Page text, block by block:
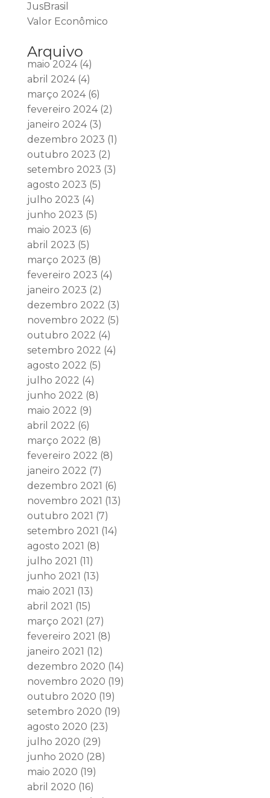
JusBrasil
Valor Econômico
Arquivo
maio 2024(4)
abril 2024(4)
março 2024(6)
fevereiro 2024(2)
janeiro 2024(3)
dezembro 2023 (1)
outubro 2023 (2)
setembro 2023 (3)
agosto 2023 (5)
julho 2023 (4)
junho 2023 (5)
maio 2023 (6)
abril 2023 (5)
março 2023 (8)
fevereiro 2023 (4)
janeiro 2023 (2)
dezembro 2022 (3)
novembro 2022 (5)
outubro 2022 (4)
setembro 2022 (4)
agosto 2022 (5)
julho 2022 (4)
junho 2022 (8)
maio 2022 (9)
abril 2022 (6)
março 2022 (8)
fevereiro 2022 (8)
janeiro 2022 (7)
dezembro 2021 (6)
novembro 2021 (13)
outubro 2021 (7)
setembro 2021 (14)
agosto 2021 (8)
julho 2021 (11)
junho 2021 (13)
maio 2021 (13)
abril 2021 (15)
março 2021 (27)
fevereiro 2021 (8)
janeiro 2021 (12)
dezembro 2020 (14)
novembro 2020 (19)
outubro 2020 (19)
setembro 2020 (19)
agosto 2020 (23)
julho 2020 (29)
junho 2020 (28)
maio 2020 (19)
abril 2020 (16)